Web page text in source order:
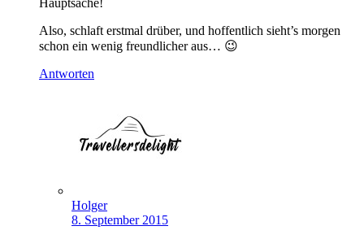
Hauptsache!
Also, schlaft erstmal drüber, und hoffentlich sieht’s morgen
schon ein wenig freundlicher aus… 😉
Antworten
Holger
8. September 2015